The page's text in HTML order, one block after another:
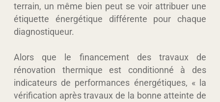
terrain, un même bien peut se voir attribuer une
étiquette énergétique différente pour chaque
diagnostiqueur.
Alors que le financement des travaux de
rénovation thermique est conditionné à des
indicateurs de performances énergétiques, « la
vérification après travaux de la bonne atteinte de